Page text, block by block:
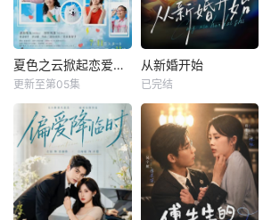
夏色之云掀起恋爱与风暴
更新至第05集
从新婚开始
已完结